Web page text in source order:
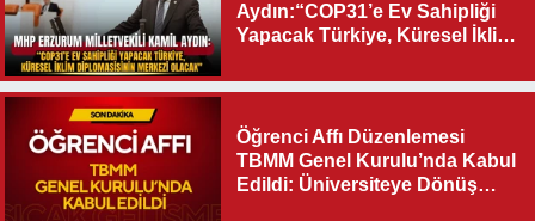
Aydın:“COP31’e Ev Sahipliği
Yapacak Türkiye, Küresel İklim
Olacak"
Öğrenci Affı Düzenlemesi
TBMM Genel Kurulu’nda Kabul
Edildi: Üniversiteye Dönüş